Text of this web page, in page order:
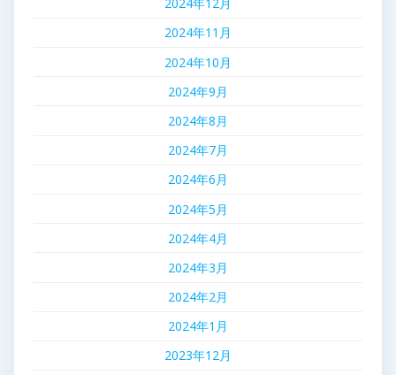
2024年11月
2024年10月
2024年9月
2024年8月
2024年7月
2024年6月
2024年5月
2024年4月
2024年3月
2024年2月
2024年1月
2023年12月